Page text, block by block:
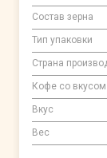
Состав зерна
Тип упаковки
Страна
Кофе со вкусом
Вкус
Вес